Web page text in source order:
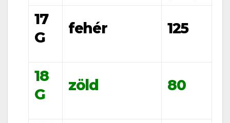
17
G
fehér 125
18
G
zöld 80